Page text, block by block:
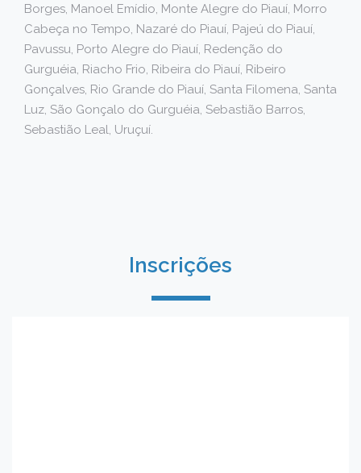
Borges, Manoel Emídio, Monte Alegre do Piauí, Morro
Cabeça no Tempo, Nazaré do Piauí, Pajeú do Piauí,
Pavussu, Porto Alegre do Piauí, Redenção do
Gurguéia, Riacho Frio, Ribeira do Piauí, Ribeiro
Gonçalves, Rio Grande do Piauí, Santa Filomena, Santa
Luz, São Gonçalo do Gurguéia, Sebastião Barros,
Sebastião Leal, Uruçuí.
Inscrições